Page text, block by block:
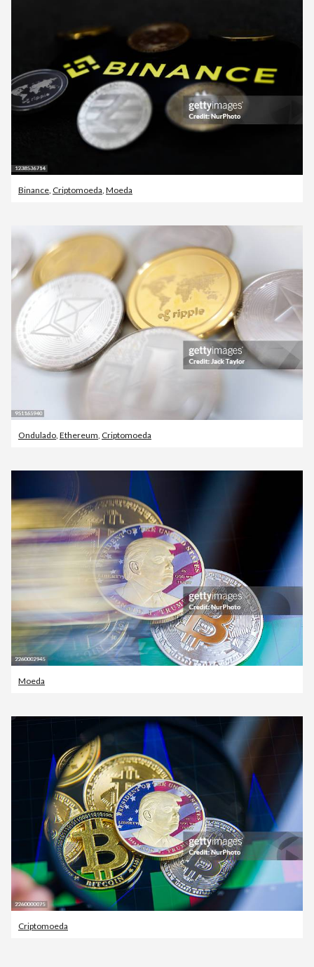
Binance Criptomoeda Moeda
Ondulado, Ethereum, Criptomoeda
Moeda
Criptomoeda